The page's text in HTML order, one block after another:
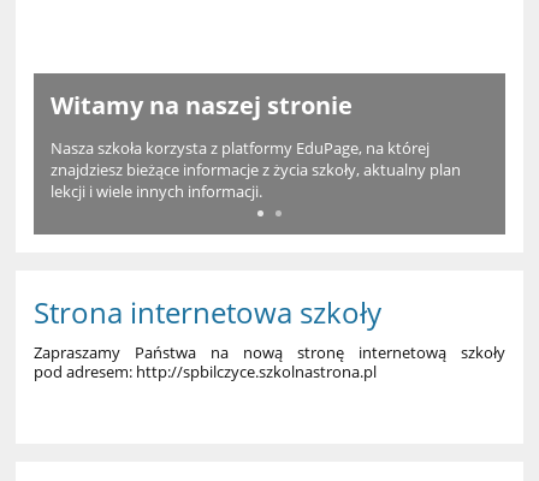
Witamy na naszej stronie
Nasza szkoła korzysta z platformy EduPage, na której
znajdziesz bieżące informacje z życia szkoły, aktualny plan
lekcji i wiele innych informacji.
Strona internetowa szkoły
Zapraszamy Państwa na nową stronę internetową szkoły
pod adresem: http://spbilczyce.szkolnastrona.pl